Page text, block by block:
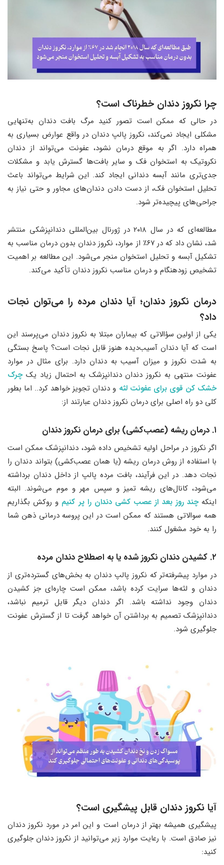
چرا نکروز دندان خطرناک است؟
در حالی که ممکن است تصور کنید مرگ بافت دندان به‌تنهایی
مشکلی ایجاد نمی‌کند، نکروز پالپ دندان در واقع عوارض بسیاری به
همراه دارد. اگر به موقع درمان نشود، عفونت می‌تواند از دندان
نکروتیک به استخوان فک و سایر بافت‌ها گسترش یابد و مشکلات
جدی‌تری مانند آبسه دندانی ایجاد کند. این شرایط می‌تواند باعث
تحلیل استخوان فک، از دست دادن دندان‌های مجاور و حتی نیاز به
جراحی‌های پیچیده‌تر شود.
مطالعه‌ای که در سال ۲۰۱۸ در ژورنال بین‌المللی دندانپزشکی منتشر
شد، نشان داد که در ۶۷٪ از موارد، نکروز دندان بدون درمان مناسب به
تشکیل آبسه و تحلیل استخوان منجر می‌شود. این مطالعه بر اهمیت
تشخیص زودهنگام و درمان مناسب نکروز دندان تأکید می‌کند.
درمان نکروز دندان؛ آیا دندان مرده را می‌توان نجات
داد؟
یکی از اولین سؤالاتی که بیماران مبتلا به نکروز دندان می‌پرسند این
است که آیا دندان آسیب‌دیده هنوز قابل نجات است؟ پاسخ بستگی
به شدت نکروز و میزان آسیب به دندان دارد. برای مثال در موارد
عفونت منتهی به نکروز دندان دندانپزشک به احتمال زیاد یکچرک
خشک کن قوی برای عفونت لثه و دندان تجویز خواهد کرد.. اما بطور
کلی دو راه اصلی برای درمان نکروز دندان عبارتند از:
۱. درمان ریشه (عصب‌کشی) برای درمان نکروز دندان
اگر نکروز در مراحل اولیه تشخیص داده شود، دندانپزشک ممکن است
با استفاده از روش درمان ریشه (یا همان عصب‌کشی) بتواند دندان را
نجات دهد. در این فرآیند، بافت مرده پالپ از داخل دندان برداشته
می‌شود، کانال‌های ریشه تمیز و سپس مهر و موم می‌شوند. البته
اینکهچند روز بعد از عصب کشی دندان را پر کنیم و روکش بگذاریم
همه سوالاتی هستند که ممکن است در این پروسه درمانی ذهن شما
را به خود مشغول کنند.
۲. کشیدن دندان نکروز شده یا به اصطلاح دندان مرده
در موارد پیشرفته‌تر که نکروز پالپ دندان به بخش‌های گسترده‌تری از
دندان و لثه‌ها سرایت کرده باشد، ممکن است چاره‌ای جز کشیدن
دندان وجود نداشته باشد. اگر دندان دیگر قابل ترمیم نباشد،
دندانپزشک تصمیم به برداشتن آن خواهد گرفت تا از گسترش عفونت
جلوگیری شود.
آیا نکروز دندان قابل پیشگیری است؟
پیشگیری همیشه بهتر از درمان است و این امر در مورد نکروز دندان
نیز صادق است. با رعایت موارد زیر می‌توانید از نکروز دندان جلوگیری
کنید: